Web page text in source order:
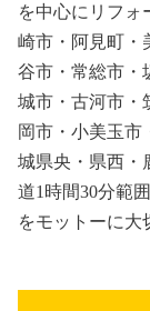
を中心にリフォ
崎市・阿見町・
谷市・常総市・
城市・古河市・
岡市・小美玉市
城県央・県西・
道1時間30分範
をモットーに大